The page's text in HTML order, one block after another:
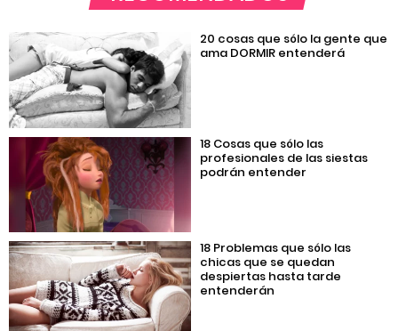
20 cosas que sólo la gente que
ama DORMIR entenderá
18 Cosas que sólo las
profesionales de las siestas
podrán entender
18 Problemas que sólo las
chicas que se quedan
despiertas hasta tarde
entenderán